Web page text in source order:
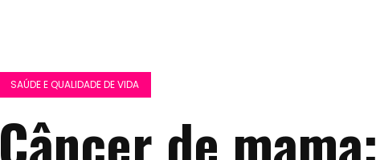
SAÚDE E QUALIDADE DE VIDA
Câncer de mama: